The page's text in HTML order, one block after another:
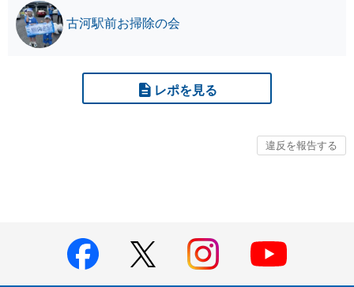
古河駅前お掃除の会
レポを見る